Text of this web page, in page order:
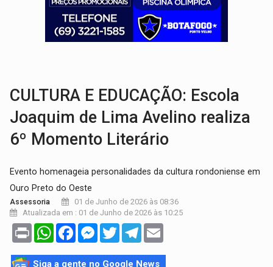
VÍDEO: Perseguição é registrada no shopping após colombiana furtar
LUDOPATIA:Apostas online começam a afetar produtividade e rotina
BATATA-DOCE E FRANGO:
CULTURA E EDUCAÇÃO: Escola
Joaquim de Lima Avelino realiza
6º Momento Literário
Evento homenageia personalidades da cultura rondoniense em
Ouro Preto do Oeste
Assessoria
01 de Junho de 2026 às 08:36
Atualizada em : 01 de Junho de 2026 às 10:25
Print WhatsAppFacebookMessenger
TwitterTelegram
Siga a gente no Google News